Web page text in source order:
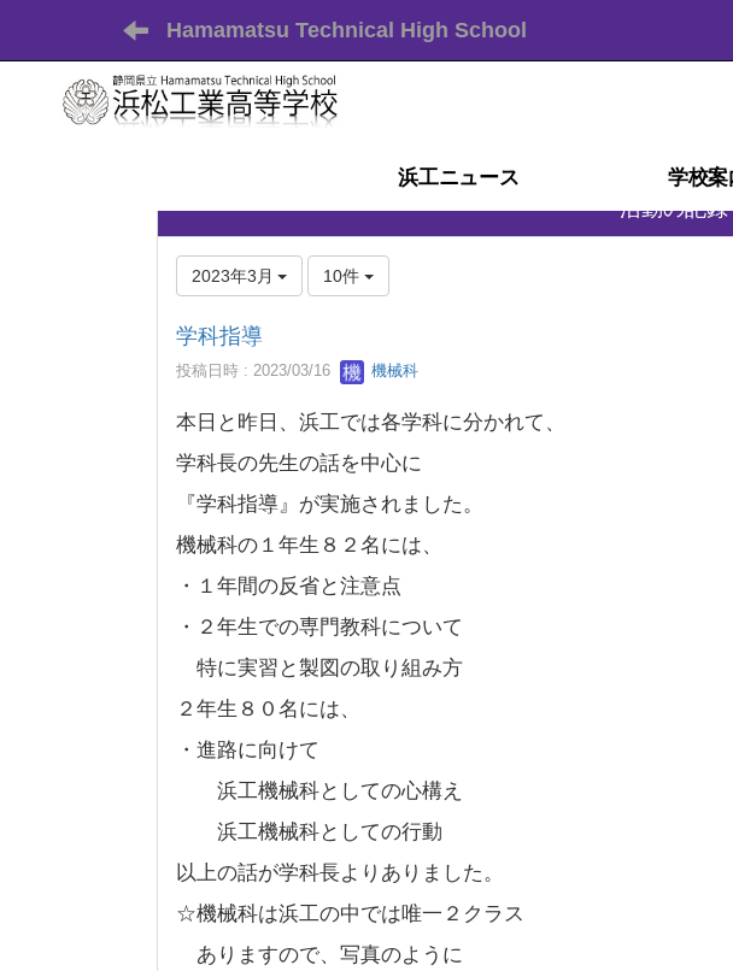
Hamamatsu Technical High School
浜工ニュース 学校案
学校
学校経営計画
スクール・
スクール
部活動ガ
沿革
アク
施
活動の記録
2023年3月 10件
学科指導
投稿日時 : 2023/03/16 機械科
本日と昨日、浜工では各学科に分かれて、
学科長の先生の話を中心に
『学科指導』が実施されました。
機械科の１年生８２名には、
・１年間の反省と注意点
・２年生での専門教科について
特に実習と製図の取り組み方
２年生８０名には、
・進路に向けて
浜工機械科としての心構え
浜工機械科としての行動
以上の話が学科長よりありました。
☆機械科は浜工の中では唯一２クラス
ありますので、写真のように